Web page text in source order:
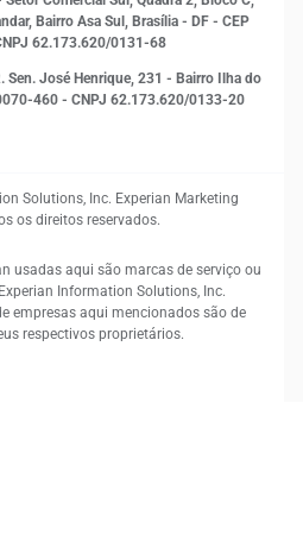
Bairro Asa Sul, Brasília - DF - CEP
62.173.620/0131-68
Sen. José Henrique, 231 - Bairro Ilha do
460 - CNPJ 62.173.620/0133-20
Solutions, Inc. Experian Marketing
os direitos reservados.
usadas aqui são marcas de serviço ou
Information Solutions, Inc.
empresas aqui mencionados são de
respectivos proprietários.